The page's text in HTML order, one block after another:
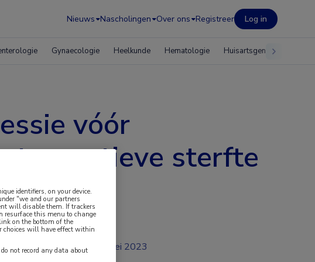
Nieuws Nascholingen Over ons Registreer Log in
Gynaecologie Heelkunde Hematologie Huisartsgeneeskunde
vóór
sterfte
dan
mei 2023
identifiers, on your device.
"we and our partners
will disable them. If trackers
resurface this menu to change
on the bottom of the
choices will have effect within
not record any data about